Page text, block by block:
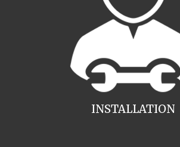
INSTALLATION